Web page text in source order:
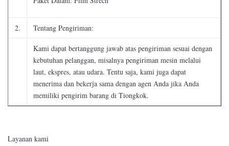
2. Tentang Pengiriman:
Kami dapat bertanggung jawab atas pengiriman sesuai dengan
kebutuhan pelanggan, misalnya pengiriman mesin melalui
laut, ekspres, atau udara. Tentu saja, kami juga dapat
menerima dan bekerja sama dengan agen Anda jika Anda
memiliki pengirim barang di Tiongkok.
Layanan kami